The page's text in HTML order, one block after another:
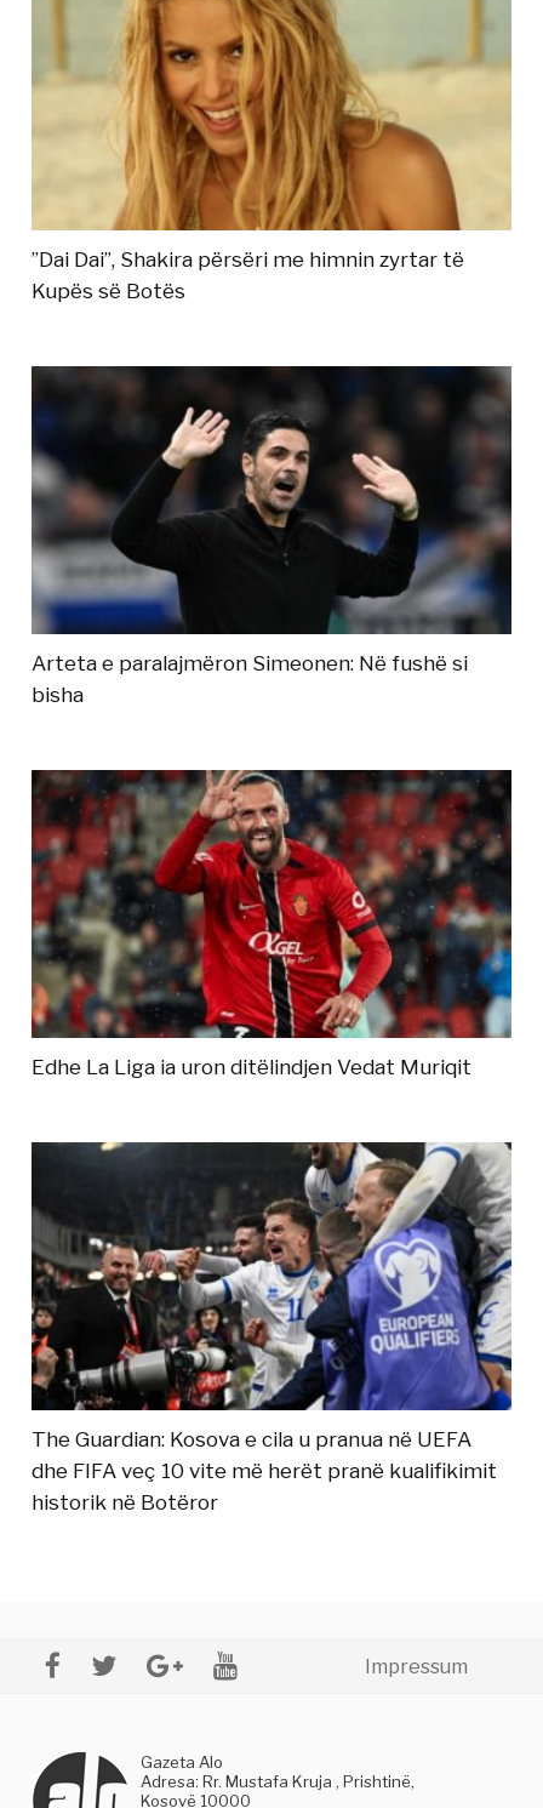
”Dai Dai”, Shakira përsëri me himnin zyrtar të
Kupës së Botës
Arteta e paralajmëron Simeonen: Në fushë si
bisha
Edhe La Liga ia uron ditëlindjen Vedat Muriqit
The Guardian: Kosova e cila u pranua në UEFA
dhe FIFA veç 10 vite më herët pranë kualifikimit
historik në Botëror
Impressum
Gazeta Alo
Adresa: Rr. Mustafa Kruja , Prishtinë,
Kosovë 10000